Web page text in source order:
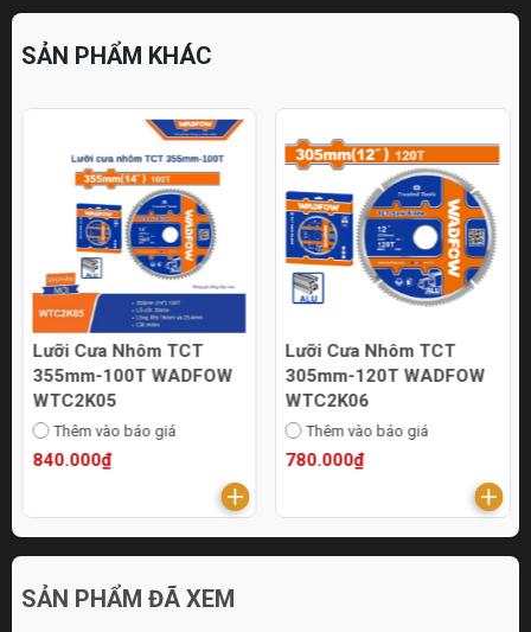
SẢN PHẨM KHÁC
Lưỡi Cưa Nhôm TCT
355mm-100T WADFOW
WTC2K05
Thêm vào báo giá
840.000₫
Lưỡi Cưa Nhôm TCT
305mm-120T WADFOW
WTC2K06
Thêm vào báo giá
780.000₫
SẢN PHẨM ĐÃ XEM